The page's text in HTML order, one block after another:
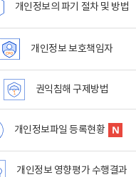
개인정보의 파기 절차 및 방법
개인정보 보호책임자
권익침해 구제방법
개인정보파일 등록현황
개인정보 영향평가 수행결과